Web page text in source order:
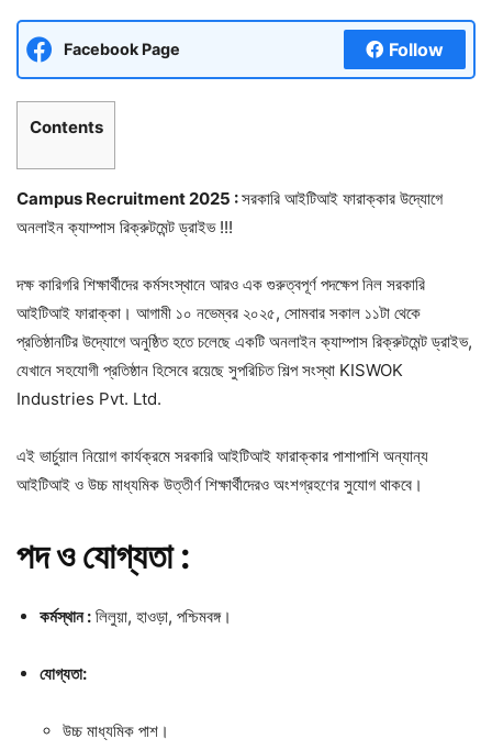
Facebook Page Follow
Contents
Campus Recruitment 2025 :সরকারি আইটিআই ফারাক্কার উদ্যোগে
অনলাইন ক্যাম্পাস রিক্রুটমেন্ট ড্রাইভ !!!
দক্ষ কারিগরি শিক্ষার্থীদের কর্মসংস্থানে আরও এক গুরুত্বপূর্ণ পদক্ষেপ নিল সরকারি
আইটিআই ফারাক্কা। আগামী ১০ নভেম্বর ২০২৫, সোমবার সকাল ১১টা থেকে
প্রতিষ্ঠানটির উদ্যোগে অনুষ্ঠিত হতে চলেছে একটি অনলাইন ক্যাম্পাস রিক্রুটমেন্ট ড্রাইভ,
যেখানে সহযোগী প্রতিষ্ঠান হিসেবে রয়েছে সুপরিচিত শিল্প সংস্থা KISWOK
Industries Pvt. Ltd.
এই ভার্চুয়াল নিয়োগ কার্যক্রমে সরকারি আইটিআই ফারাক্কার পাশাপাশি অন্যান্য
আইটিআই ও উচ্চ মাধ্যমিক উত্তীর্ণ শিক্ষার্থীদেরও অংশগ্রহণের সুযোগ থাকবে।
পদ ও যোগ্যতা :
কর্মস্থান : লিলুয়া, হাওড়া, পশ্চিমবঙ্গ।
যোগ্যতা:
উচ্চ মাধ্যমিক পাশ।